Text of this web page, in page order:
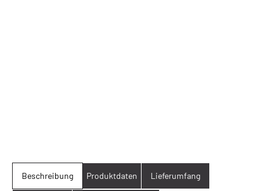
Beschreibung Produktdaten Lieferumfang